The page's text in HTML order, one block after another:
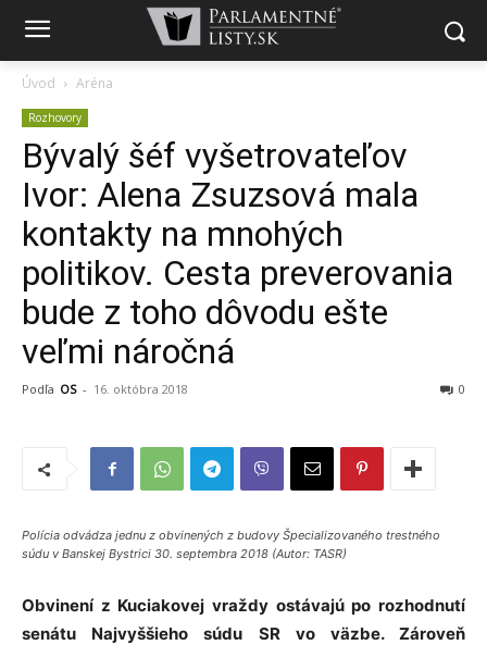
Úvod Aréna
Rozhovory
Bývalý šéf vyšetrovateľov
Ivor: Alena Zsuzsová mala
kontakty na mnohých
politikov. Cesta preverovania
bude z toho dôvodu ešte
veľmi náročná
Podľa OS - 16. októbra 2018 0
Polícia odvádza jednu z obvinených z budovy Špecializovaného trestného
súdu v Banskej Bystrici 30. septembra 2018 (Autor: TASR)
Obvinení z Kuciakovej vraždy ostávajú po rozhodnutí
senátu Najvyššieho súdu SR vo väzbe. Zároveň